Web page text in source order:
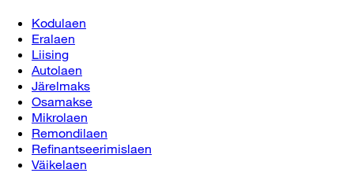
Kodulaen
Eralaen
Liising
Autolaen
Järelmaks
Osamakse
Mikrolaen
Remondilaen
Refinantseerimislaen
Väikelaen